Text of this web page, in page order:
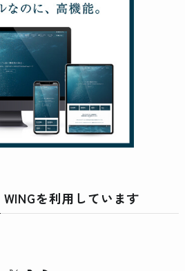
を利用しています